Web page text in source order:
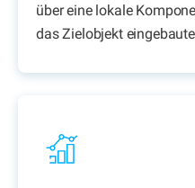
über eine lokale
das Zielobjekt